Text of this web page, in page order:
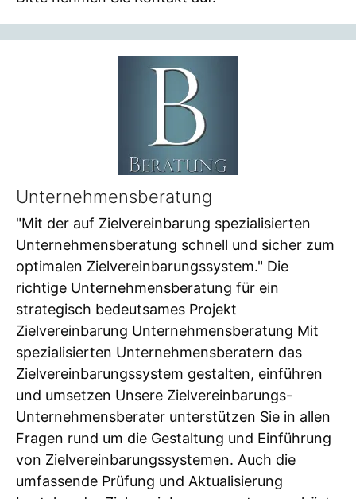
Unternehmensberatung
"Mit der auf Zielvereinbarung spezialisierten
Unternehmensberatung schnell und sicher zum
optimalen Zielvereinbarungssystem." Die
richtige Unternehmensberatung für ein
strategisch bedeutsames Projekt
Zielvereinbarung Unternehmensberatung Mit
spezialisierten Unternehmensberatern das
Zielvereinbarungssystem gestalten, einführen
und umsetzen Unsere Zielvereinbarungs-
Unternehmensberater unterstützen Sie in allen
Fragen rund um die Gestaltung und Einführung
von Zielvereinbarungssystemen. Auch die
umfassende Prüfung und Aktualisierung